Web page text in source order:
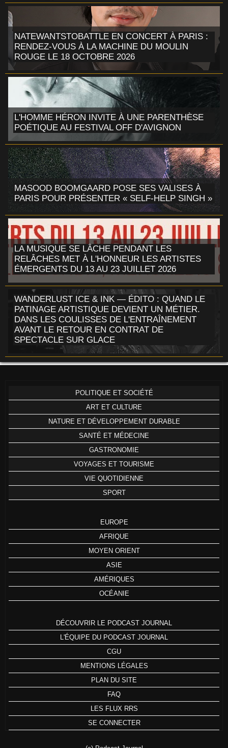
NATEWANTSTOBATTLE EN CONCERT À PARIS :
RENDEZ-VOUS À LA MACHINE DU MOULIN
ROUGE LE 18 OCTOBRE 2026
L'HOMME HÉRON INVITE À UNE PARENTHÈSE
POÉTIQUE AU FESTIVAL OFF D'AVIGNON
MASOOD BOOMGAARD POSE SES VALISES À
PARIS POUR PRÉSENTER « SELF-HELP SINGH »
LA MUSIQUE SE LÂCHE PENDANT LES
RELÂCHES MET À L'HONNEUR LES ARTISTES
ÉMERGENTS DU 13 AU 23 JUILLET 2026
WANDERLUST ICE & INK — ÉDITO : QUAND LE
PATINAGE ARTISTIQUE DEVIENT UN MÉTIER.
DANS LES COULISSES DE L'ENTRAÎNEMENT
AVANT LE RETOUR EN CONTRAT DE
SPECTACLE SUR GLACE
POLITIQUE ET SOCIÉTÉ
ART ET CULTURE
NATURE ET DÉVELOPPEMENT DURABLE
SANTÉ ET MÉDECINE
GASTRONOMIE
VOYAGES ET TOURISME
VIE QUOTIDIENNE
SPORT
EUROPE
AFRIQUE
MOYEN ORIENT
ASIE
AMÉRIQUES
OCÉANIE
DÉCOUVRIR LE PODCAST JOURNAL
L'ÉQUIPE DU PODCAST JOURNAL
CGU
MENTIONS LÉGALES
PLAN DU SITE
FAQ
LES FLUX RRS
SE CONNECTER